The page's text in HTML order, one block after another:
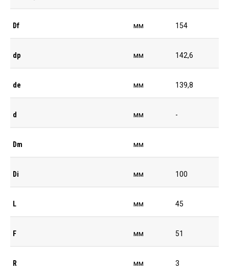
Df мм 154
dp мм 142,6
de мм 139,8
d мм -
Dm мм
Di мм 100
L мм 45
F мм 51
R мм 3